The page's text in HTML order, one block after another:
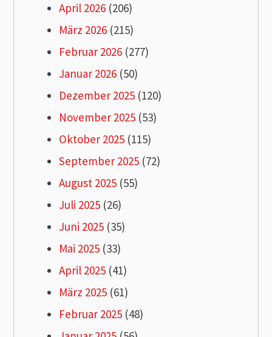
April 2026 (206)
März 2026 (215)
Februar 2026 (277)
Januar 2026 (50)
Dezember 2025 (120)
November 2025 (53)
Oktober 2025 (115)
September 2025 (72)
August 2025 (55)
Juli 2025 (26)
Juni 2025 (35)
Mai 2025 (33)
April 2025 (41)
März 2025 (61)
Februar 2025 (48)